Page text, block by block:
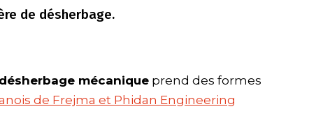
de désherbage.
désherbage mécanique prend des formes
de Frejma et Phidan Engineering